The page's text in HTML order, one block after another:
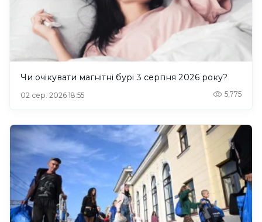
Чи очікувати магнітні бурі 3 серпня 2026 року?
02 сер. 2026 18:55 5,775